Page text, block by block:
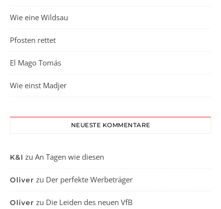
Wie eine Wildsau
Pfosten rettet
El Mago Tomás
Wie einst Madjer
NEUESTE KOMMENTARE
K&I zu An Tagen wie diesen
Oliver zu Der perfekte Werbeträger
Oliver zu Die Leiden des neuen VfB